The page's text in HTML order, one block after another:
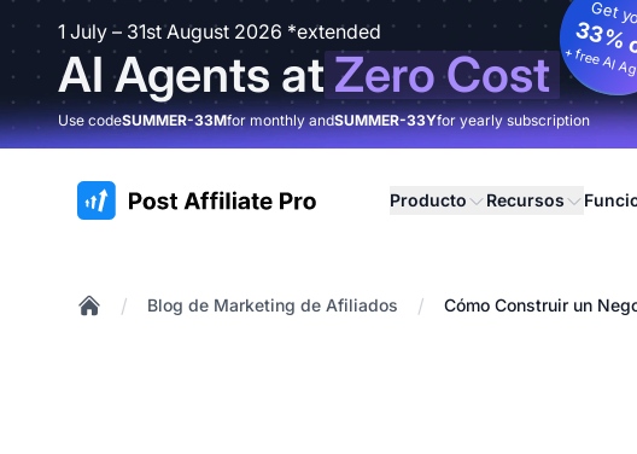
1 July – 31st August 2026 *extended
AI Agents atZero Cost
Get
33%
+ free AI
Use codeSUMMER-33Mfor monthly andSUMMER-33Yfor yearly subscription
:site.title Producto Recursos
/ Blog de Marketing de Afiliados / Cómo Construir un